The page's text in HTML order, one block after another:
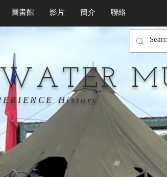
圖書館 影片 簡介 聯絡
History